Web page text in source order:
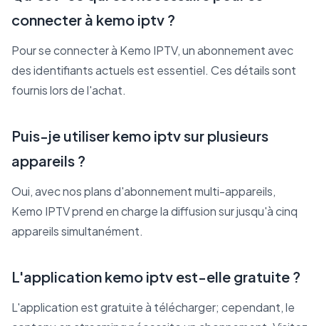
connecter à kemo iptv ?
Pour se connecter à Kemo IPTV, un abonnement avec
des identifiants actuels est essentiel. Ces détails sont
fournis lors de l'achat.
Puis-je utiliser kemo iptv sur plusieurs
appareils ?
Oui, avec nos plans d'abonnement multi-appareils,
Kemo IPTV prend en charge la diffusion sur jusqu'à cinq
appareils simultanément.
L'application kemo iptv est-elle gratuite ?
L'application est gratuite à télécharger; cependant, le